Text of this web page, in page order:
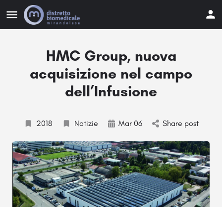
HMC Group, nuova
acquisizione nel campo
dell’Infusione
2018 Notizie Mar 06 Share post